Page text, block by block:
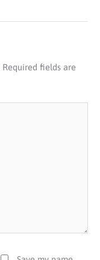
Required fields are